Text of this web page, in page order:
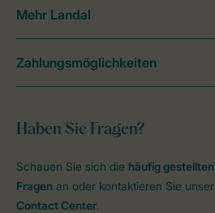
Haben Sie Fragen?
Schauen Sie sich die häufig gestellten
Fragen an oder kontaktieren Sie unser
Contact Center.
Mehr Landal
Zahlungsmöglichkeiten